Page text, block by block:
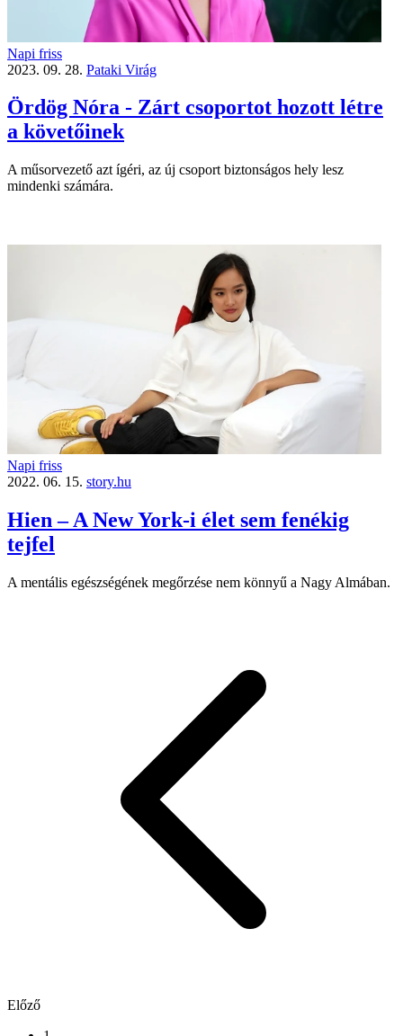
Napi friss
2023. 09. 28. Pataki Virág
Ördög Nóra - Zárt csoportot hozott létre
a követőinek
A műsorvezető azt ígéri, az új csoport biztonságos hely lesz
mindenki számára.
Napi friss
2022. 06. 15. story.hu
Hien – A New York-i élet sem fenékig
tejfel
A mentális egészségének megőrzése nem könnyű a Nagy Almában.
Előző